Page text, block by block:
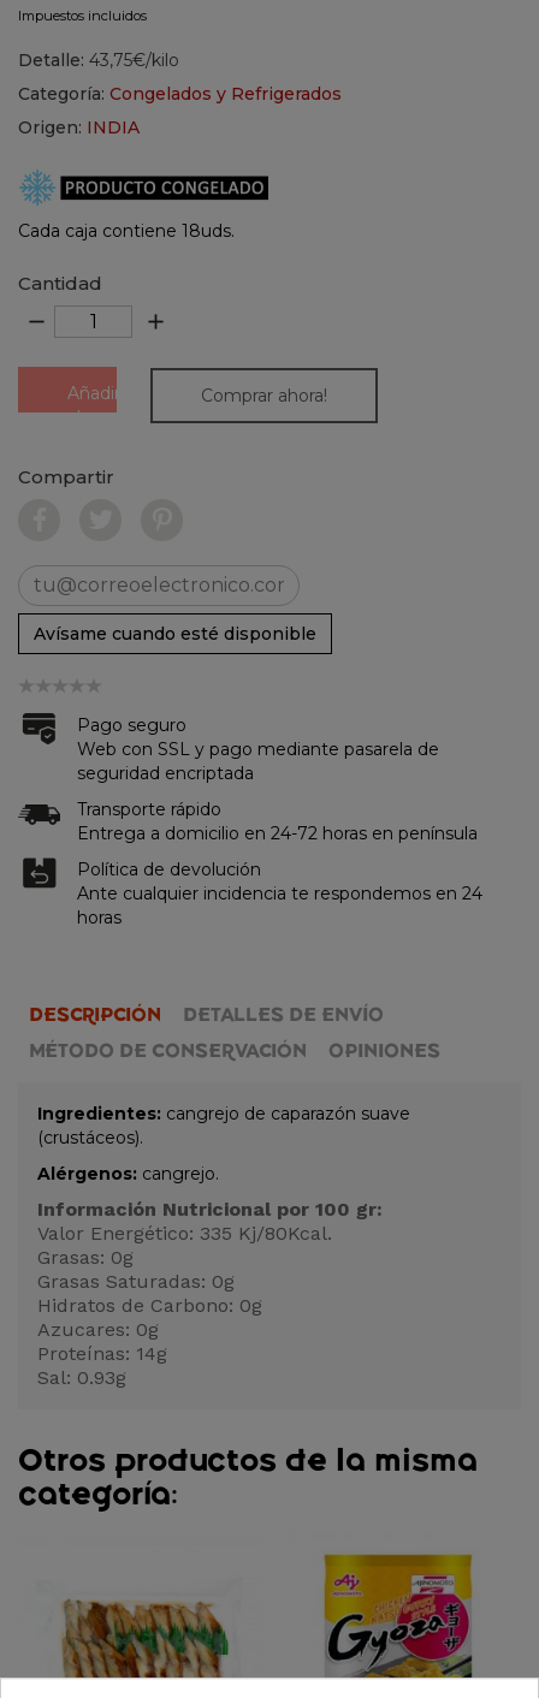
Impuestos incluidos
Detalle: 43,75€/kilo
Categoría: Congelados y Refrigerados
Origen: INDIA
Cada caja contiene 18uds.
Cantidad
remove add
Añadir
al
Comprar ahora!
Compartir
Avísame cuando esté disponible
Pago seguro
Web con SSL y pago mediante pasarela de
seguridad encriptada
Transporte rápido
Entrega a domicilio en 24-72 horas en península
Política de devolución
Ante cualquier incidencia te respondemos en 24
horas
DESCRIPCIÓN
DETALLES DE ENVÍO
MÉTODO DE CONSERVACIÓN
OPINIONES
Ingredientes: cangrejo de caparazón suave
(crustáceos).
Alérgenos: cangrejo.
Información Nutricional por 100 gr:
Valor Energético: 335 Kj/80Kcal.
Grasas: 0g
Grasas Saturadas: 0g
Hidratos de Carbono: 0g
Azucares: 0g
Proteínas: 14g
Sal: 0.93g
Otros productos de la misma
categoría: